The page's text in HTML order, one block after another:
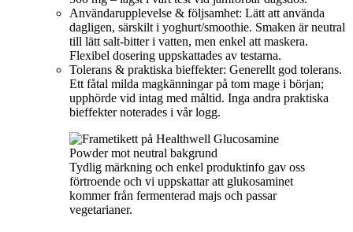
Användarupplevelse & följsamhet: Lätt att använda
dagligen, särskilt i yoghurt/smoothie. Smaken är neutral
till lätt salt-bitter i vatten, men enkel att maskera.
Flexibel dosering uppskattades av testarna.
Tolerans & praktiska bieffekter: Generellt god tolerans.
Ett fåtal milda magkänningar på tom mage i början;
upphörde vid intag med måltid. Inga andra praktiska
bieffekter noterades i vår logg.
Tydlig märkning och enkel produktinfo gav oss
förtroende och vi uppskattar att glukosaminet
kommer från fermenterad majs och passar
vegetarianer.